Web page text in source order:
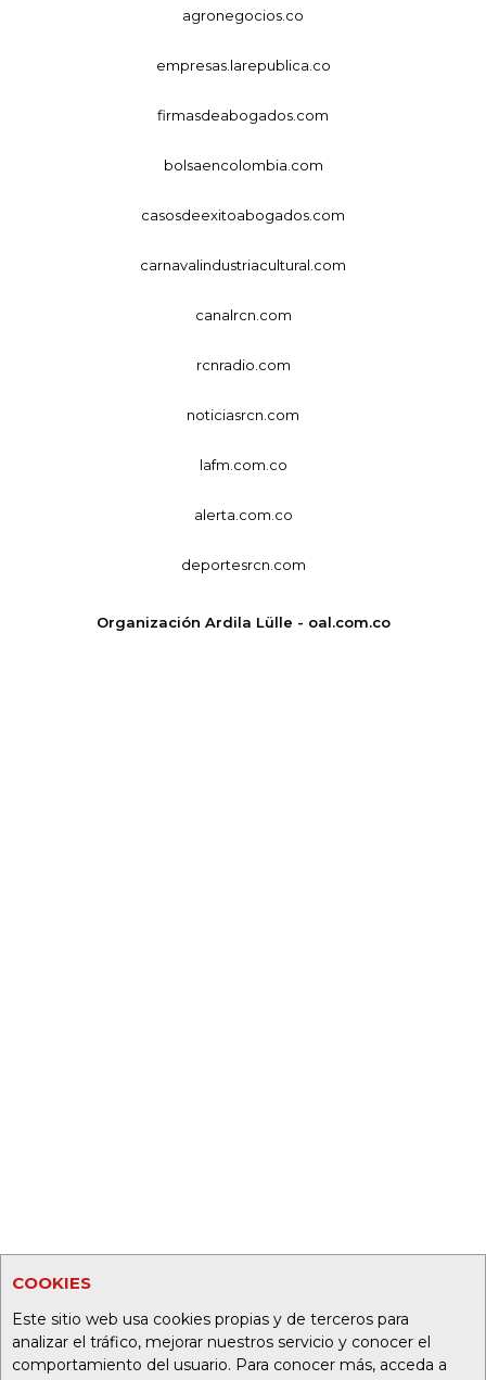
COOKIES
Este sitio web usa cookies propias y de terceros para
analizar el tráfico, mejorar nuestros servicio y conocer el
comportamiento del usuario. Para conocer más, acceda a
agronegocios.co
empresas.larepublica.co
firmasdeabogados.com
bolsaencolombia.com
casosdeexitoabogados.com
carnavalindustriacultural.com
canalrcn.com
rcnradio.com
noticiasrcn.com
lafm.com.co
alerta.com.co
deportesrcn.com
Organización Ardila Lülle - oal.com.co